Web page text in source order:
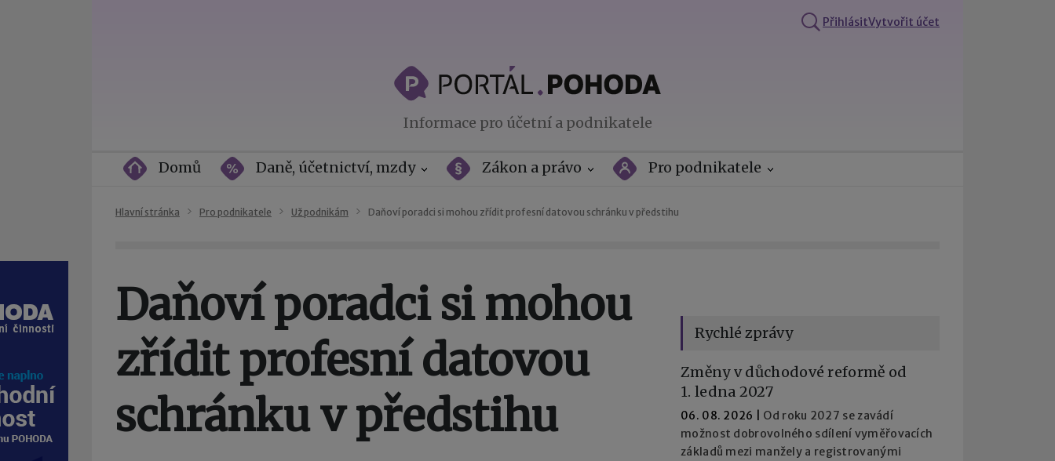
PřihlásitVytvořit účet
Informace pro účetní a podnikatele
Domů Daně, účetnictví, mzdy Zákon a právo Pro podnikatele
Hlavní stránka Pro podnikatele Už podnikám Daňoví poradci si mohou zřídit profesní datovou schránku v předstihu
Daňoví poradci si mohou
zřídit profesní datovou
schránku v předstihu
Rychlé zprávy
Změny v důchodové reformě od
1. ledna 2027
06. 08. 2026
Od roku 2027 se zavádí
možnost dobrovolného sdílení vyměřovacích
základů mezi manžely a registrovanými